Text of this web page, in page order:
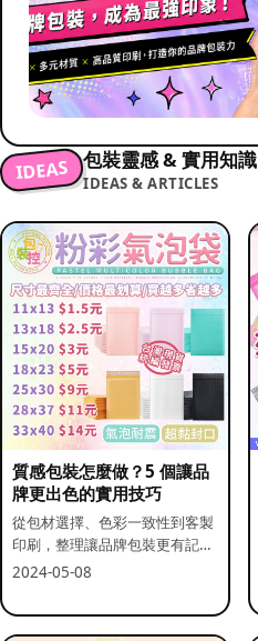
IDEAS 包裝靈感 & 實用知識
IDEAS & ARTICLES
質感包裝怎麼做？5 個讓品
牌更出色的實用技巧
從包材選擇、色彩一致性到客製
印刷，整理讓品牌包裝更有記憶
點的實用做法。
2024-05-08